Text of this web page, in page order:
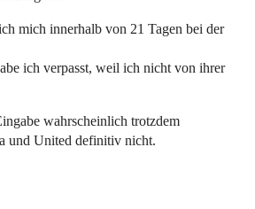
mich innerhalb von 21 Tagen bei der
ich verpasst, weil ich nicht von ihrer
wahrscheinlich trotzdem
und United definitiv nicht.